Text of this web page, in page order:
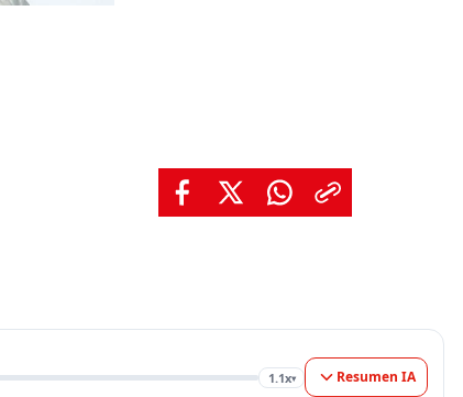
1.1x▾ Resumen IA